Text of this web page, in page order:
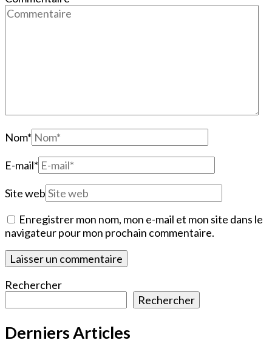
Nom*
E-mail*
Site web
Enregistrer mon nom, mon e-mail et mon site dans le
navigateur pour mon prochain commentaire.
Rechercher
Rechercher
Derniers Articles